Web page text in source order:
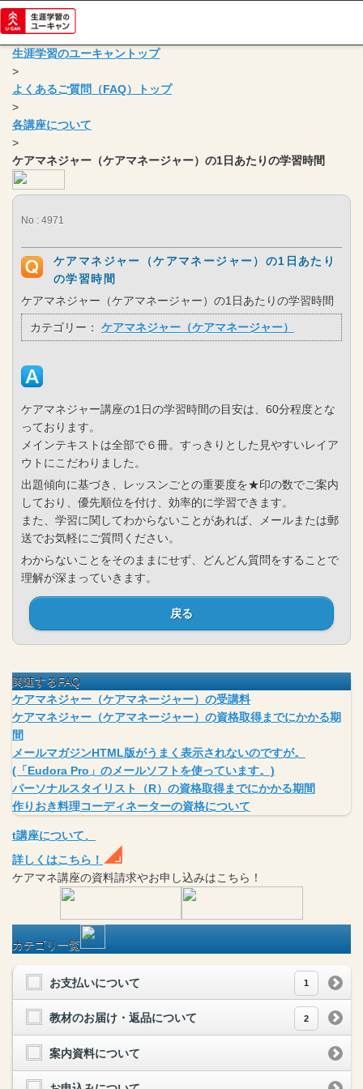
生涯学習のユーキャントップ
>
よくあるご質問（FAQ）トップ
>
各講座について
>
ケアマネジャー（ケアマネージャー）の1日あたりの学習時間
No : 4971
ケアマネジャー（ケアマネージャー）の1日あたり
の学習時間
ケアマネジャー（ケアマネージャー）の1日あたりの学習時間
カテゴリー： ケアマネジャー（ケアマネージャー）
ケアマネジャー講座の1日の学習時間の目安は、60分程度とな
っております。
メインテキストは全部で６冊。すっきりとした見やすいレイア
ウトにこだわりました。
出題傾向に基づき、レッスンごとの重要度を★印の数でご案内
しており、優先順位を付け、効率的に学習できます。
また、学習に関してわからないことがあれば、メールまたは郵
送でお気軽にご質問ください。
わからないことをそのままにせず、どんどん質問をすることで
理解が深まっていきます。
戻る
関連するFAQ
ケアマネジャー（ケアマネージャー）の受講料
ケアマネジャー（ケアマネージャー）の資格取得までにかかる期
間
メールマガジンHTML版がうまく表示されないのですが。
(「Eudora Pro」のメールソフトを使っています。)
パーソナルスタイリスト（R）の資格取得までにかかる期間
作りおき料理コーディネーターの資格について
t講座について、
詳しくはこちら！
ケアマネ講座の資料請求やお申し込みはこちら！
カテゴリ一覧
お支払いについて 1
教材のお届け・返品について 2
案内資料について